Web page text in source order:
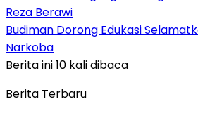
Reza Berawi
Budiman Dorong Edukasi
Narkoba
Berita ini 10 kali dibaca
Berita Terbaru